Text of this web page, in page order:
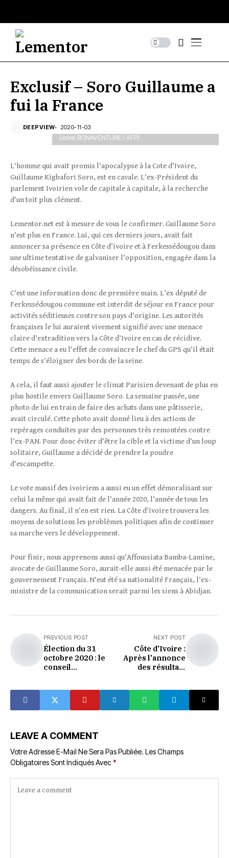
Exclusif – Soro Guillaume a
fui la France
DEEPVIEW 2020-11-03
presidential candidate Guillaume Soro speaks during
a photo session in Paris on January 29, 2020. - Soro,
targeted by an arrest warrant since December 2019
who aborted his planned return to the country at the
Coasts' presidential elections in October. (Photo by
Lionel BONAVENTURE / AFP)
L’homme qui avait promis l’apocalypse à la Cote d’Ivoire,
Guillaume Kigbafori Soro, est en cavale. L’ex-Président du
parlement Ivoirien vole de capitale à capitale, à la recherche
d’un toit plus clément.
Lementor.net est à mesure de vous le confirmer. Guillaume Soro
n’est plus en France. Lui, qui ces derniers jours, avait fait
annoncer sa présence en Côte d’ivoire et à Ferkessédougou dans
une ultime tentative de galvaniser l’opposition, engagée dans la
désobéissance civile.
C’est une information donc de première main. L’ex député de
Ferkessédougou commune est interdit de séjour en France pour
activités séditieuses contre son pays d’origine. Les autorités
françaises le lui auraient vivement signifié avec une menace
claire d’extradition vers la Côte d’Ivoire en cas de récidive.
Cette menace a eu l’effet de convaincre le chef du GPS qu’il était
temps de s’éloigner des bords de la seine.
A cela, il faut aussi ajouter le climat Parisien devenant de plus en
plus hostile envers Guillaume Soro. La semaine passée, une
photo de lui en train de faire des achats dans une pâtisserie,
avait circulé. Cette photo avait donné lieu à des actions de
repérages conduites par des personnes très remontées contre
l’ex-PAN. Pour donc éviter d’être la cible et la victime d’un loup
solitaire, Guillaume a décidé de prendre la poudre
d’escampette.
Le vote massif des ivoiriens a aussi eu un effet démoralisant sur
celui la même qui avait fait de l’année 2020, l’année de tous les
dangers. Au final, il n’en est rien. La Côte d’ivoire trouvera les
moyens de solutions les problèmes politiques afin de continuer
sa marche vers le développement.
Pour finir, nous apprenons aussi qu’Affoussiata Bamba-Lamine,
avocate de Guillaume Soro, aurait-elle aussi été menacée par le
gouvernement Français. N’eut été sa nationalité Français, l’ex-
ministre de la communication serait parmi les siens à Abidjan.
PREVIOUS POST
Élection du 31
octobre 2020 : le
conseil
réclamations
jusqu’au 8
novembre
Côte d’Ivoire)
NEXT POST
Côte d'Ivoire :
Après l'annonce
des résultats
Électorale
Indépendante de
l'élection
Européenne
réagit.
LEAVE A COMMENT
Votre Adresse E-Mail Ne Sera Pas Publiée. Les Champs
Obligatoires Sont Indiqués Avec*